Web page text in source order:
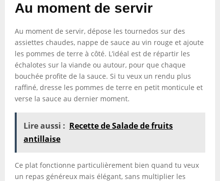
Au moment de servir
Au moment de servir, dépose les tournedos sur des
assiettes chaudes, nappe de sauce au vin rouge et ajoute
les pommes de terre à côté. L’idéal est de répartir les
échalotes sur la viande ou autour, pour que chaque
bouchée profite de la sauce. Si tu veux un rendu plus
raffiné, dresse les pommes de terre en petit monticule et
verse la sauce au dernier moment.
Lire aussi : Recette de Salade de fruits
antillaise
Ce plat fonctionne particulièrement bien quand tu veux
un repas généreux mais élégant, sans multiplier les